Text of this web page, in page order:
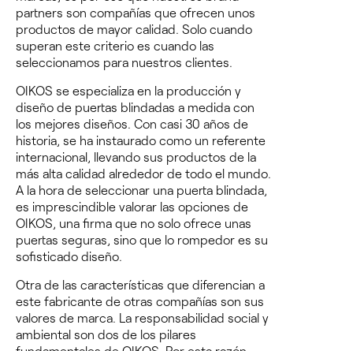
partners son compañías que ofrecen unos
productos de mayor calidad. Solo cuando
superan este criterio es cuando las
seleccionamos para nuestros clientes.
OIKOS se especializa en la producción y
diseño de puertas blindadas a medida con
los mejores diseños. Con casi 30 años de
historia, se ha instaurado como un referente
internacional, llevando sus productos de la
más alta calidad alrededor de todo el mundo.
A la hora de seleccionar una puerta blindada,
es imprescindible valorar las opciones de
OIKOS, una firma que no solo ofrece unas
puertas seguras, sino que lo rompedor es su
sofisticado diseño.
Otra de las características que diferencian a
este fabricante de otras compañías son sus
valores de marca. La responsabilidad social y
ambiental son dos de los pilares